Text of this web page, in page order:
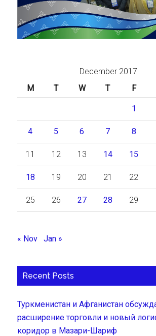
December 2017
M
T W T F
1
4 5 6 7 8
11 12 13 14 15
18 19 20 21 22
25 26 27 28 29
« Nov Jan »
Recent Posts
Туркменистан и Афганистан
расширение торговли и новый
коридор в Мазари-Шариф